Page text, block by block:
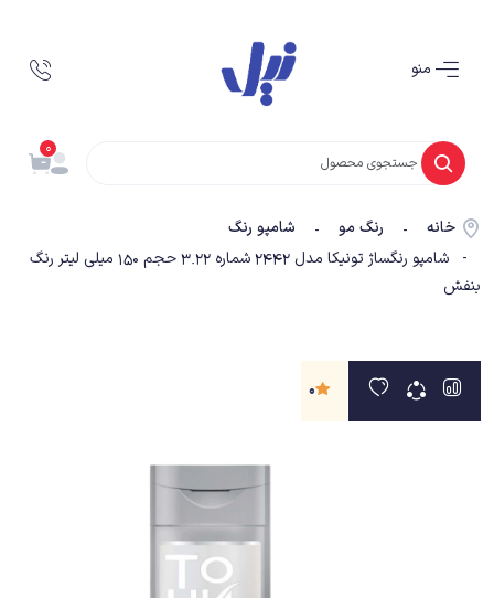
0
خانه - رنگ مو -
شامپو رنگ
- شامپو رنگساژ تونیکا مدل 2442 شماره 3.22 حجم 150 میلی لیتر رنگ
بنفش
0